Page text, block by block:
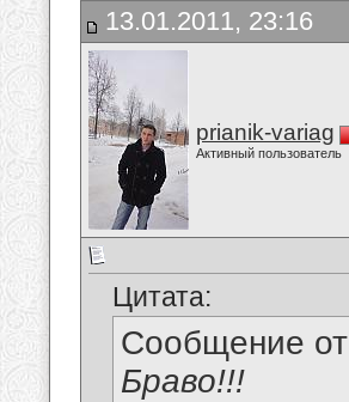
13.01.2011, 23:16
prianik-variag
Активный пользователь
Цитата:
Сообщение от
Браво!!!